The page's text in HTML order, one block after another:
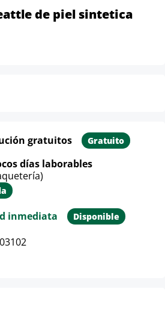
de piel sintetica
gratuitos Gratuito
días laborables
inmediata Disponible
sobre el producto